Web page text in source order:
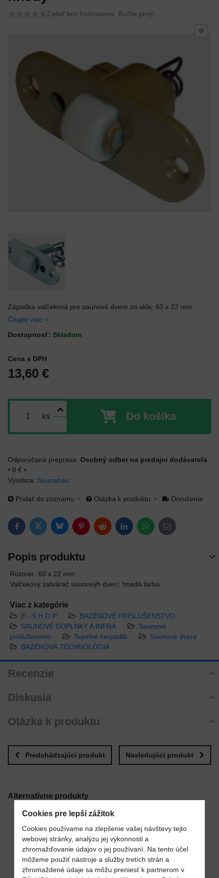
Západka valčeková pre saunové dvere zo skla: 60 x 22 mm
Čítajte viac
Zatiaľ bez hodnotenia. Buďte prvý!
Dostupnosť: Skladom
Cena s DPH
13,60 €
ks Do košíka
Osobný odber na predajni dodávateľa
• 0 € •
Výrobca: Saunabau
Pridať do zoznamu Otázka k produktu Doručenia
FacebookTwitterBlueskyPinterestRedditLinkedInWhatsApp
E-mail
Popis produktu
Rozmer: 60 x 22 mm.
Valčekový zatvárač saunovýh dverí: hnedá farba
Viac z kategórie
E - S H O P
BAZÉNOVÉ PRÍSLUŠENSTVO
SAUNOVÉ DOPLNKY A INFRA
Saunové
príslušenstvo
Tepelné čerpadlá
Saunové dvere
BAZÉNOVÁ TECHNOLÓGIA
Recenzie
Zatiaľ bez hodnotenia. Buďte prvý!
Pridať recenziu
Diskusia
Zatiaľ nie sú žiadne komentáre! Buďte prvý!
Nový komentár
Otázka k produktu
MENO
VAŠA OTÁZKA K PRODUKTU
Predchádzajúci produkt Nasledujúci produkt
Alternatívne produkty
Pridať k Obľúbeným
Cookies pre lepší zážitok
Cookies používame na zlepšenie vašej návštevy tejto
webovej stránky, analýzu jej výkonnosti a
zhromažďovanie údajov o jej používaní. Na tento účel
môžeme použiť nástroje a služby tretích strán a
zhromaždené údaje sa môžu preniesť k partnerom v